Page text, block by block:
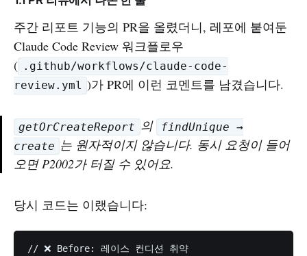
주간 리포트 기능의 PR을 올렸더니, 레포에 붙여둔
Claude Code Review 워크플로우
( .github/workflows/claude-code-
review.yml )가 PR에 이런 코멘트를 남겼습니다.
getOrCreateReport 의
findUnique →
create 는 원자적이지 않습니다. 동시 요청이 들어
오면 P2002가 터질 수 있어요.
당시 코드는 이랬습니다:
// ❌ Before: 레이스 컨디션 취약